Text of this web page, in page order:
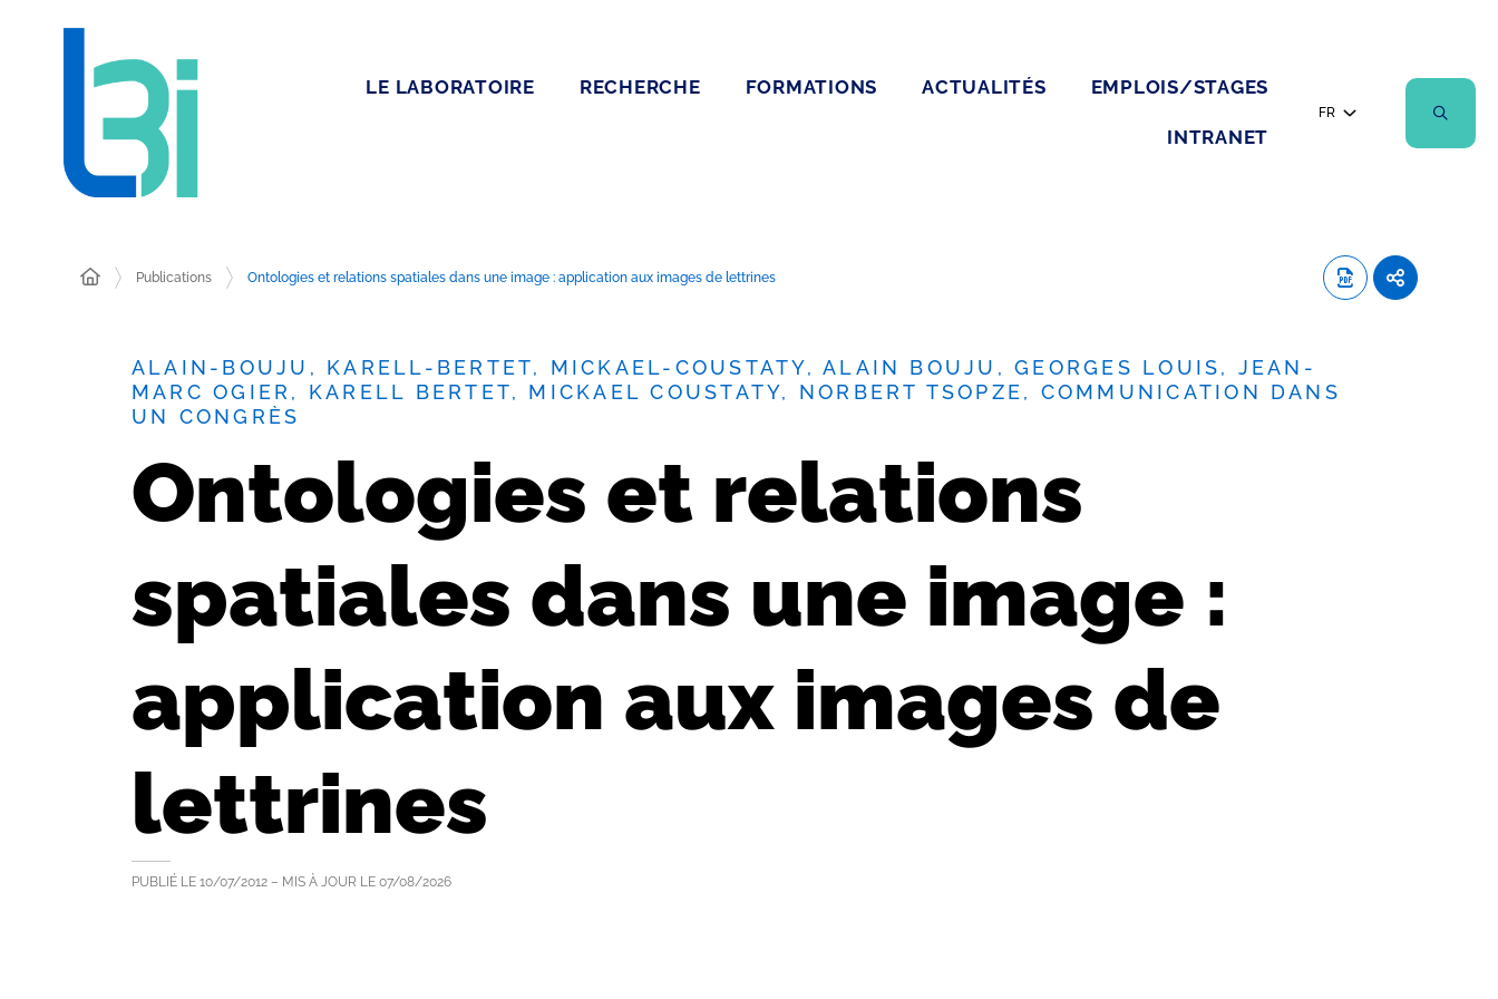
LE LABORATOIRE RECHERCHE FORMATIONS ACTUALITÉS EMPLOIS/STAGES
INTRANET
FR
Publications Ontologies et relations spatiales dans une image : application aux images de lettrines
ALAIN-BOUJU, KARELL-BERTET, MICKAEL-COUSTATY, ALAIN BOUJU, GEORGES LOUIS, JEAN-
MARC OGIER, KARELL BERTET, MICKAEL COUSTATY, NORBERT TSOPZE, COMMUNICATION DANS
UN CONGRÈS
Ontologies et relations
spatiales dans une image :
application aux images de
lettrines
PUBLIÉ LE 10/07/2012 – MIS À JOUR LE 07/08/2026